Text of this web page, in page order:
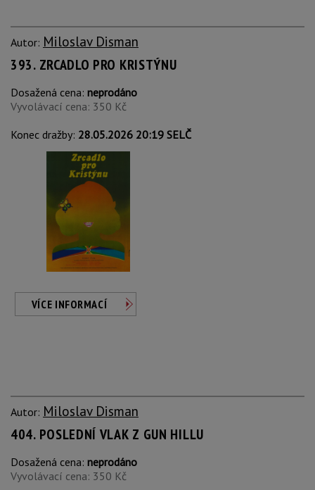
Autor: Miloslav Disman
393. ZRCADLO PRO KRISTÝNU
Dosažená cena: neprodáno
Vyvolávací cena: 350 Kč
Konec dražby: 28.05.2026 20:19 SELČ
VÍCE INFORMACÍ
Autor: Miloslav Disman
404. POSLEDNÍ VLAK Z GUN HILLU
Dosažená cena: neprodáno
Vyvolávací cena: 350 Kč